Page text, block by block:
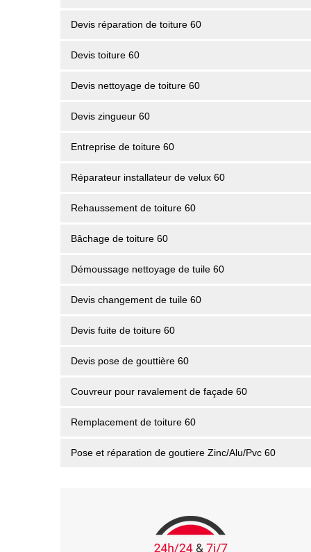
Devis réparation de toiture 60
Devis toiture 60
Devis nettoyage de toiture 60
Devis zingueur 60
Entreprise de toiture 60
Réparateur installateur de velux 60
Rehaussement de toiture 60
Bâchage de toiture 60
Démoussage nettoyage de tuile 60
Devis changement de tuile 60
Devis fuite de toiture 60
Devis pose de gouttière 60
Couvreur pour ravalement de façade 60
Remplacement de toiture 60
Pose et réparation de goutiere Zinc/Alu/Pvc 60